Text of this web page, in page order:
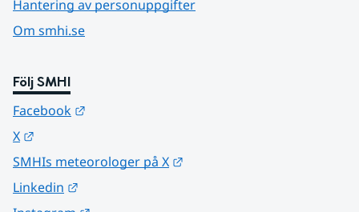
Hantering av personuppgifter
Om smhi.se
Följ SMHI
Facebook
X
SMHIs meteorologer på X
Linkedin